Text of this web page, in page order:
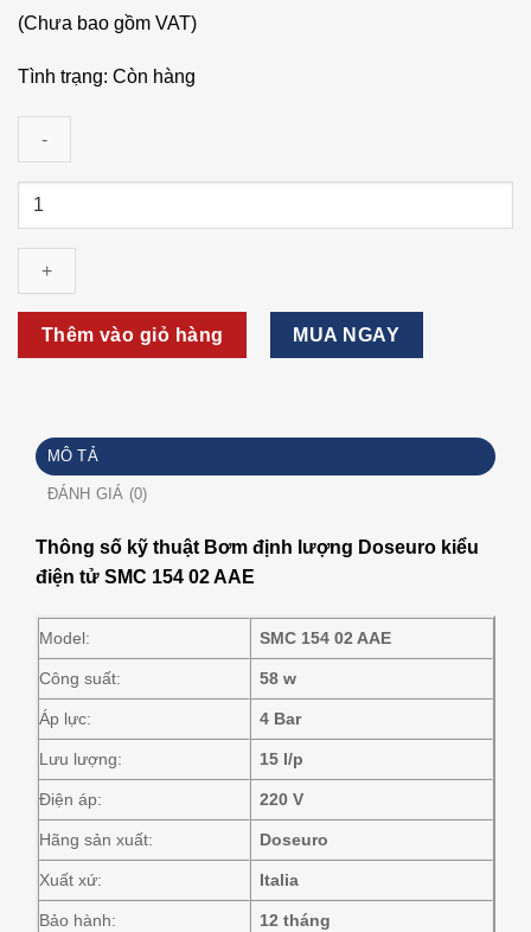
(Chưa bao gồm VAT)
Tình trạng: Còn hàng
Bơm
lượng
Doseuro
điện
tử
AAE
Thêm vào giỏ hàng MUA NGAY
MÔ TẢ
ĐÁNH GIÁ (0)
Thông số kỹ thuật Bơm định lượng Doseuro kiểu
điện tử SMC 154 02 AAE
Model: SMC 154 02 AAE
Công suất: 58 w
Áp lực: 4 Bar
Lưu lượng: 15 l/p
Điện áp: 220 V
Hãng sản xuất: Doseuro
Xuất xứ: Italia
Bảo hành: 12 tháng